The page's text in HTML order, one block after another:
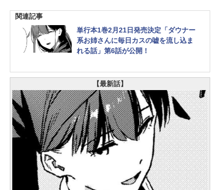
関連記事
単行本1巻2月21日発売決定「ダウナー
系お姉さんに毎日カスの嘘を流し込ま
れる話」第6話が公開！
【最新話】